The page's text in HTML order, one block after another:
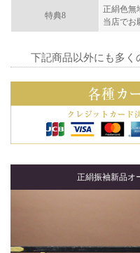
特典8
正絹色無
当店でお
下記商品以外にも多く
正絹振袖新品オ